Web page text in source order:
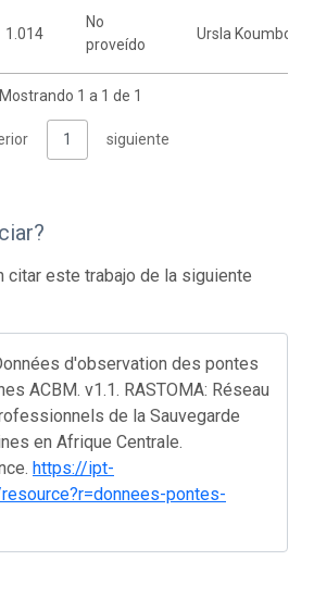
1.014
No
proveído
Ursla Koumbo
Mostrando 1 a 1 de 1
1 siguiente
citar este trabajo de la siguiente
d'observation des pontes
ACBM. v1.1. RASTOMA: Réseau
de la Sauvegarde
en Afrique Centrale.
https://ipt-
pontes-